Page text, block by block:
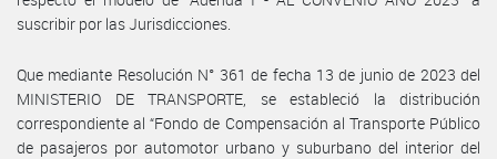
suscribir por las Jurisdicciones.
Que mediante Resolución N° 361 de fecha 13 de junio de 2023 del
MINISTERIO DE TRANSPORTE, se estableció la distribución
correspondiente al “Fondo de Compensación al Transporte Público
de pasajeros por automotor urbano y suburbano del interior del